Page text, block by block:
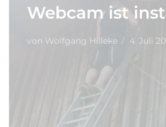
Webcam ist
von Wolfgang Hilleke 4. Juli